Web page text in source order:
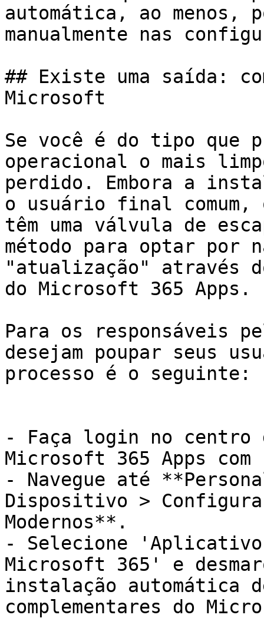
automática, ao menos,
manualmente nas
## Existe uma saída:
Microsoft
Se você é do tipo que
operacional o mais
perdido. Embora a
o usuário final comum,
têm uma válvula de
método para optar por
"atualização" através
do Microsoft 365 Apps.
Para os responsáveis
desejam poupar seus
processo é o seguinte:
- Faça login no centro
Microsoft 365 Apps
- Navegue até
Dispositivo >
Modernos**.
- Selecione
Microsoft 365' e
instalação automática
complementares do